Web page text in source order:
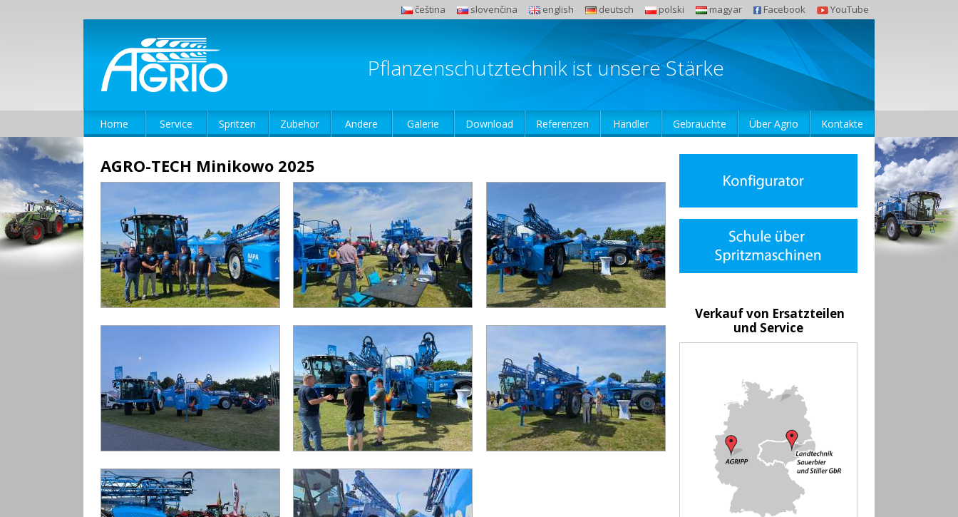
YouTube
Facebook
čeština slovenčina english deutsch polski magyar
Pflanzenschutztechnik ist unsere Stärke
Home Service Spritzen Zubehör Andere Galerie Download Referenzen Händler Gebrauchte Über Agrio Kontakte
AGRO-TECH Minikowo 2025
Verkauf von Ersatzteilen
und Service